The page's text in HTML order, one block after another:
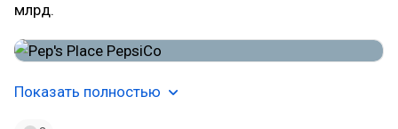
млрд.
Показать полностью